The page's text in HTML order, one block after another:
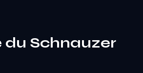
du Schnauzer